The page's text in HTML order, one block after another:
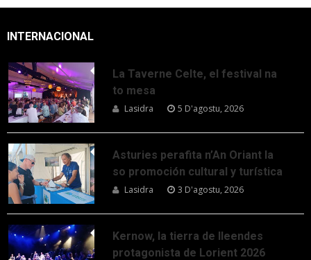
INTERNACIONAL
La Taverne Celte, el festival na
to mesa
Lasidra 5 D'agostu, 2026
Asturies perafita n’An Oriant la
so promoción cultural y turística
Lasidra 3 D'agostu, 2026
Kernow, la tierra de lleendes
protagonista de Lorient 2026